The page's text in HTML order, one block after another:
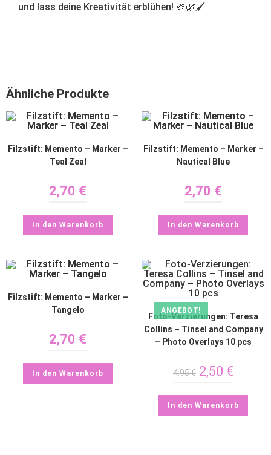
und lass deine Kreativität erblühen! 🎨🌿🖌️
Ähnliche Produkte
Filzstift: Memento – Marker –
Teal Zeal
2,70 €
In den Warenkorb
Filzstift: Memento – Marker –
Nautical Blue
2,70 €
In den Warenkorb
Filzstift: Memento – Marker –
Tangelo
2,70 €
In den Warenkorb
ANGEBOT!
Foto-Verzierungen: Teresa
Collins – Tinsel and Company
– Photo Overlays 10 pcs
4,95€ 2,50 €
In den Warenkorb